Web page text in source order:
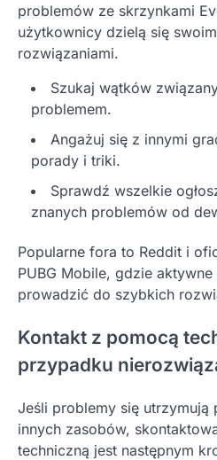
problemów ze skrzynkami
użytkownicy dzielą się
rozwiązaniami.
Szukaj wątków
problemem.
Angażuj się z innymi
porady i triki.
Sprawdź wszelkie
znanych problemów od
Popularne fora to Reddit i
PUBG Mobile, gdzie
prowadzić do szybkich
Kontakt z pomocą
przypadku
Jeśli problemy się utrzymują
innych zasobów,
techniczną jest następnym